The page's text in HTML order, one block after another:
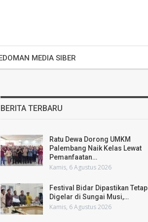
MEDIA SIBER
BERITA TERBARU
Ratu Dewa Dorong UMKM
Palembang Naik Kelas Lewat
Pemanfaatan…
Kamis, 6 Agustus 2026
Festival Bidar Dipastikan Tetap
Digelar di Sungai Musi,…
Kamis, 6 Agustus 2026